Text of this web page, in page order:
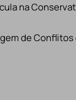
na
de Conflitos